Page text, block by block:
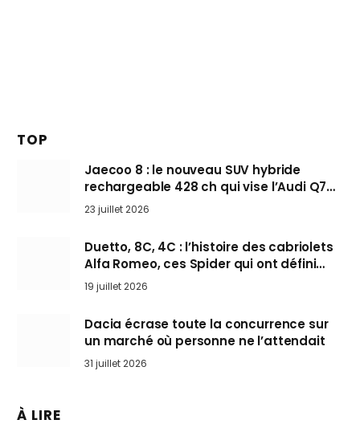
TOP
Jaecoo 8 : le nouveau SUV hybride
rechargeable 428 ch qui vise l’Audi Q7
arrive en Europe cet automne
23 juillet 2026
Duetto, 8C, 4C : l’histoire des cabriolets
Alfa Romeo, ces Spider qui ont défini
l’art de rouler cheveux au vent
19 juillet 2026
Dacia écrase toute la concurrence sur
un marché où personne ne l’attendait
31 juillet 2026
À LIRE